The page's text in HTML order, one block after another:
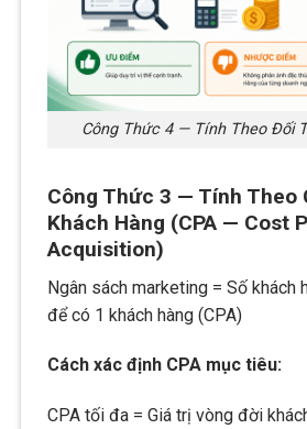
Công Thức 4 — Tính Theo Đối
Công Thức 3 — Tính Theo
Khách Hàng (CPA — Cost
Acquisition)
Ngân sách marketing = Số khách
để có 1 khách hàng (CPA)
Cách xác định CPA mục tiêu:
CPA tối đa = Giá trị vòng đời